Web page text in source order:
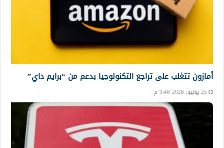
أمازون تتغلب على تراجع التكنولوجيا بدعم من “برايم داي”
25 يونيو, 2026 9:48 م